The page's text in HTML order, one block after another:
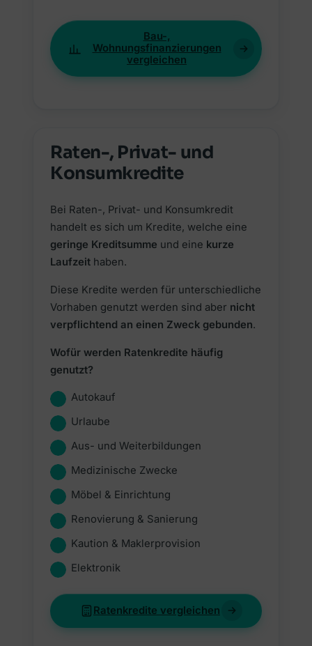
Bau-,
Wohnungsfinanzierungen
vergleichen
Raten-, Privat- und
Konsumkredite
Bei Raten-, Privat- und Konsumkredit
handelt es sich um Kredite, welche eine
geringe Kreditsumme und eine kurze
Laufzeit haben.
Diese Kredite werden für unterschiedliche
Vorhaben genutzt werden sind aber nicht
verpflichtend an einen Zweck gebunden.
Wofür werden Ratenkredite häufig
genutzt?
Autokauf
Urlaube
Aus- und Weiterbildungen
Medizinische Zwecke
Möbel & Einrichtung
Renovierung & Sanierung
Kaution & Maklerprovision
Elektronik
Ratenkredite vergleichen